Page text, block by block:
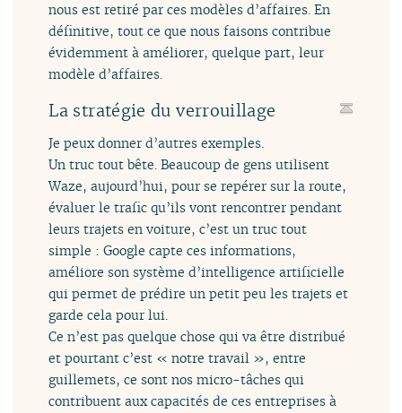
nous est retiré par ces modèles d’affaires. En
définitive, tout ce que nous faisons contribue
évidemment à améliorer, quelque part, leur
modèle d’affaires.
La stratégie du verrouillage
Je peux donner d’autres exemples.
Un truc tout bête. Beaucoup de gens utilisent
Waze, aujourd’hui, pour se repérer sur la route,
évaluer le trafic qu’ils vont rencontrer pendant
leurs trajets en voiture, c’est un truc tout
simple : Google capte ces informations,
améliore son système d’intelligence artificielle
qui permet de prédire un petit peu les trajets et
garde cela pour lui.
Ce n’est pas quelque chose qui va être distribué
et pourtant c’est « notre travail », entre
guillemets, ce sont nos micro-tâches qui
contribuent aux capacités de ces entreprises à